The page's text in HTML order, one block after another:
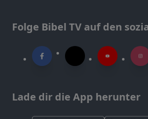
Folge Bibel TV auf den
Lade dir die App herunter